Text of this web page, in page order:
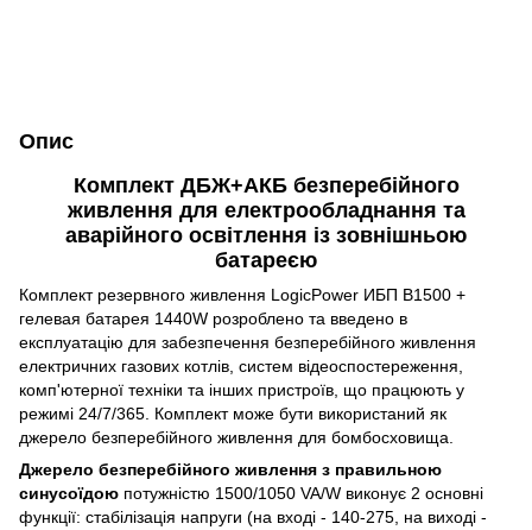
Опис
Комплект ДБЖ+АКБ безперебійного
живлення для електрообладнання та
аварійного освітлення із зовнішньою
батареєю
Комплект резервного живлення LogicPower ИБП B1500 +
гелевая батарея 1440W розроблено та введено в
експлуатацію для забезпечення безперебійного живлення
електричних газових котлів, систем відеоспостереження,
комп'ютерної техніки та інших пристроїв, що працюють у
режимі 24/7/365. Комплект може бути використаний як
джерело безперебійного живлення для бомбосховища.
Джерело безперебійного живлення з правильною
синусоїдою потужністю 1500/1050 VA/W виконує 2 основні
функції: стабілізація напруги (на вході - 140-275, на виході -